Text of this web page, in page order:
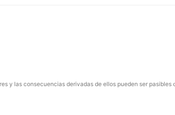
y las consecuencias derivadas de ellos pueden ser pasibles